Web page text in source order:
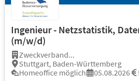
Ingenieur - Netzstatistik,
(m/w/d)
Zweckverband...
Stuttgart, Baden-Württemberg
Homeoffice möglich
05.08.2026